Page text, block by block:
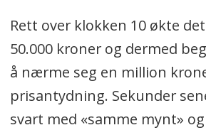
Rett over klokken 10 økte
50.000 kroner og dermed
å nærme seg en million
prisantydning. Sekunder
svart med «samme mynt»